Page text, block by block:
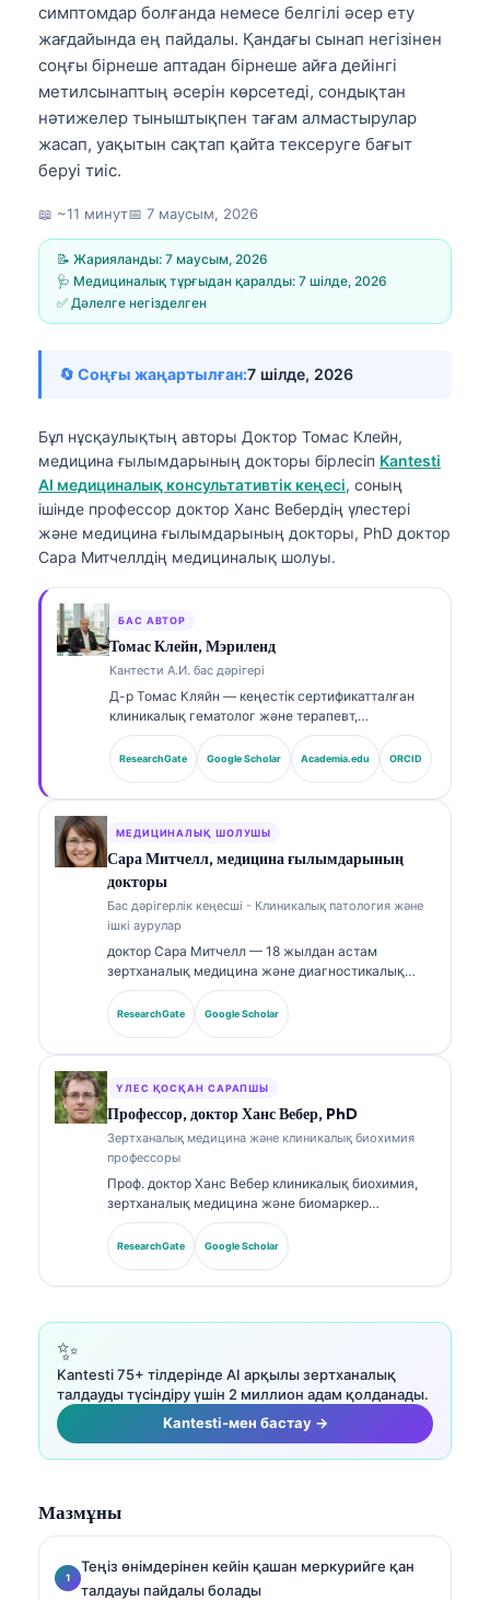
симптомдар болғанда немесе белгілі әсер ету
жағдайында ең пайдалы. Қандағы сынап негізінен
соңғы бірнеше аптадан бірнеше айға дейінгі
метилсынаптың әсерін көрсетеді, сондықтан
нәтижелер тыныштықпен тағам алмастырулар
жасап, уақытын сақтап қайта тексеруге бағыт
беруі тиіс.
📖 ~11 минут📅 7 маусым, 2026
📝 Жарияланды: 7 маусым, 2026
🩺 Медициналық тұрғыдан қаралды: 7 шілде, 2026
✅ Дәлелге негізделген
🔄 Соңғы жаңартылған:7 шілде, 2026
Бұл нұсқаулықтың авторы Доктор Томас Клейн,
медицина ғылымдарының докторы бірлесіп Kantesti
AI медициналық консультативтік кеңесі, соның
ішінде профессор доктор Ханс Вебердің үлестері
және медицина ғылымдарының докторы, PhD доктор
Сара Митчеллдің медициналық шолуы.
БАС АВТОР
Томас Клейн, Мэриленд
Кантести А.И. бас дәрігері
Д-р Томас Кляйн — кеңестік сертификатталған
клиникалық гематолог және терапевт,
зертханалық медицина саласында және ЖИ-мен
(AI) сүйемелденген клиникалық талдауда 15
жылдан астам тәжірибесі бар. Kantesti AI
дәлдігін қамтамасыз етуге қатысты клиникалық
қадағалауды жүзеге асырады. Д-р Кляйн
биомаркерлерді түсіндіру және зертханалық
диагностика бойынша зертханалық медицина
тақырыптарында кеңінен жариялады.
ResearchGate Google Scholar Academia.edu ORCID
МЕДИЦИНАЛЫҚ ШОЛУШЫ
Сара Митчелл, медицина ғылымдарының
докторы
Бас дәрігерлік кеңесші - Клиникалық патология және
ішкі аурулар
доктор Сара Митчелл — 18 жылдан астам
зертханалық медицина және диагностикалық
талдау саласында тәжірибесі бар, біліктілігі
расталған клиникалық патологоанатом. Ол
клиникалық химия бойынша мамандандырылған
қатысты кеңінен жариялады.
ResearchGate Google Scholar
ҮЛЕС ҚОСҚАН САРАПШЫ
Профессор, доктор Ханс Вебер, PhD
Зертханалық медицина және клиникалық биохимия
профессоры
Проф. доктор Ханс Вебер клиникалық биохимия,
зертханалық медицина және биомаркер
зерттеулері саласында 30+ жылдық тәжірибесін
ұсынады. Германияның клиникалық химия
қоғамының бұрынғы президенті бола отырып, ол
күшейтілген зертханалық медицинаға
ResearchGate Google Scholar
✨
Kantesti 75+ тілдерінде AI арқылы зертханалық
талдауды түсіндіру үшін 2 миллион адам қолданады.
Kantesti-мен бастау →
Мазмұны
Теңіз өнімдерінен кейін қашан меркурийге қан
талдауы пайдалы болады